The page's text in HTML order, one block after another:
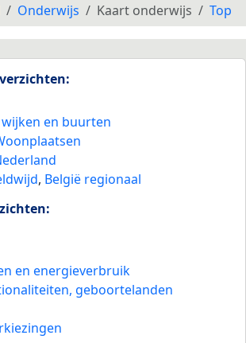
Onderwijs Kaart onderwijs Top
en buurten
, België regionaal
en energieverbruik
geboortelanden